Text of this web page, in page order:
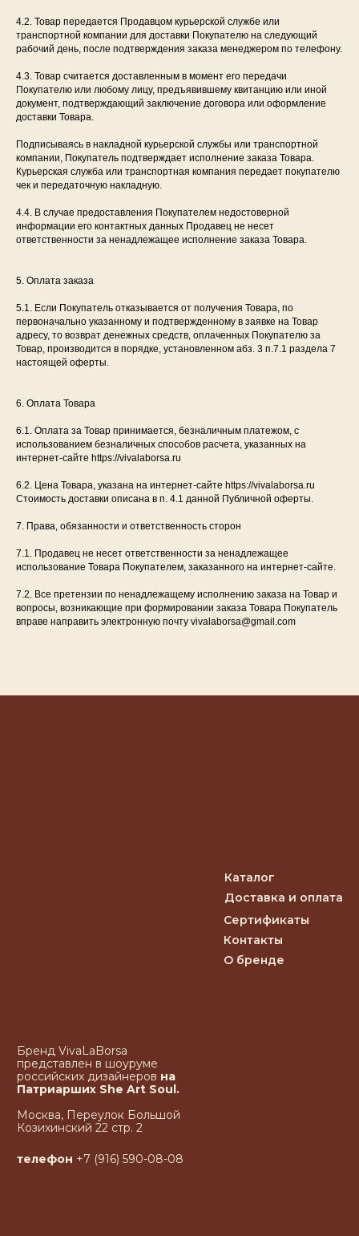
4.2. Товар передается Продавцом курьерской службе или
транспортной компании для доставки Покупателю на следующий
рабочий день, после подтверждения заказа менеджером по телефону.
4.3. Товар считается доставленным в момент его передачи
Покупателю или любому лицу, предъявившему квитанцию или иной
документ, подтверждающий заключение договора или оформление
доставки Товара.
Подписываясь в накладной курьерской службы или транспортной
компании, Покупатель подтверждает исполнение заказа Товара.
Курьерская служба или транспортная компания передает покупателю
чек и передаточную накладную.
4.4. В случае предоставления Покупателем недостоверной
информации его контактных данных Продавец не несет
ответственности за ненадлежащее исполнение заказа Товара.
5. Оплата заказа
5.1. Если Покупатель отказывается от получения Товара, по
первоначально указанному и подтвержденному в заявке на Товар
адресу, то возврат денежных средств, оплаченных Покупателю за
Товар, производится в порядке, установленном абз. 3 п.7.1 раздела 7
настоящей оферты.
6. Оплата Товара
6.1. Оплата за Товар принимается, безналичным платежом, с
использованием безналичных способов расчета, указанных на
интернет-сайте https://vivalaborsa.ru
6.2. Цена Товара, указана на интернет-сайте https://vivalaborsa.ru
Стоимость доставки описана в п. 4.1 данной Публичной оферты.
7. Права, обязанности и ответственность сторон
7.1. Продавец не несет ответственности за ненадлежащее
использование Товара Покупателем, заказанного на интернет-сайте.
7.2. Все претензии по ненадлежащему исполнению заказа на Товар и
вопросы, возникающие при формировании заказа Товара Покупатель
вправе направить электронную почту vivalaborsa@gmail.com
Каталог
Доставка и оплата
Сертификаты
юридическая информация
О бренде
разработка под ключ
Бренд VivaLaBorsa
Патриарших She Art Soul.
Москва, Переулок Большой
Козихинский 22 стр. 2
телефон+7 (916) 590-08-08